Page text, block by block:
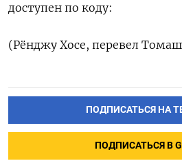
доступен по коду:
(Рёнджу Хосе, перевел
ПОДПИСАТЬСЯ НА
ПОДПИСАТЬСЯ В